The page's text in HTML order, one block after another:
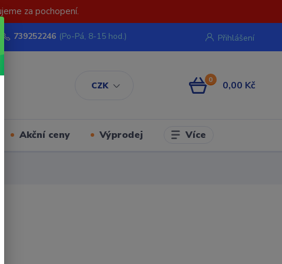
za pochopení.
CZK
Přihlášení
739252246 (Po-Pá, 8-15 hod.)
0 0,00 Kč
Akční ceny Výprodej Více